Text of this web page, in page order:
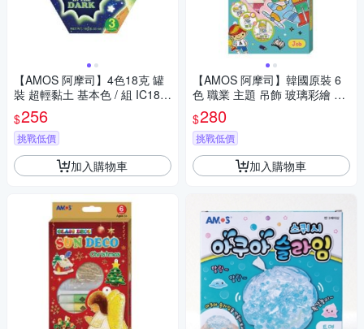
【AMOS 阿摩司】4色18克 罐
裝 超輕黏土 基本色 / 組 IC18P
$256
挑戰低價
加入購物車
【AMOS 阿摩司】韓國原裝 6
色 職業 主題 吊飾 玻璃彩繪 膠
/ 組SD10P6-JB
$280
挑戰低價
加入購物車